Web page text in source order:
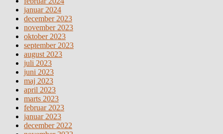
januar 2024
december 2023
november 2023
oktober 2023
september 2023
august 2023
juli 2023
juni 2023
maj 2023
april 2023
marts 2023
februar 2023
januar 2023
december 2022